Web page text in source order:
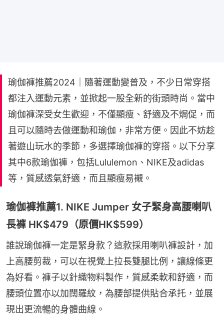
瑜伽褲推薦2024｜隨著運動變普及，不少日常穿搭
都注入運動元素，並掀起一股全新的街頭時尚。當中
瑜伽褲深受女生歡迎，不僅顯瘦、舒適及不焗促，而
且可以隨時去做運動和瑜伽，非常方便。因此不妨趁
著遊山玩水的季節，多選擇瑜伽褲的穿搭。以下分享
其中6款瑜伽褲，包括Lululemon、NIKE及adidas
等，質感透氣舒適，而且顯瘦易襯。
瑜伽褲推薦1. NIKE Jumper 女子緊身高腰喇叭
長褲 HK$479（原價HK$599）
誰說瑜伽褲一定是緊身款？這款採用喇叭褲設計，加
上高腰剪裁，可以在視覺上拉長雙腿比例，讓線條更
為好看。褲子以針織物料製作，質感柔軟和舒適，而
腰頭位置亦以加闊羅紋，為腰部提供貼合承托，並展
現出更流暢的身體曲線。